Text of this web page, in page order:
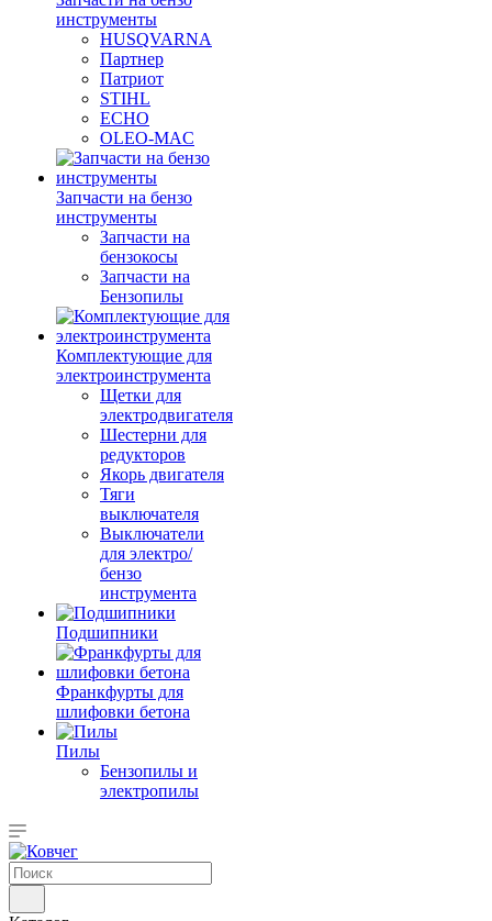
инструменты
HUSQVARNA
Партнер
Патриот
STIHL
ECHO
OLEO-MAC
Запчасти на бензо
инструменты
Запчасти на
бензокосы
Запчасти на
Бензопилы
Комплектующие для
электроинструмента
Щетки для
электродвигателя
Шестерни для
редукторов
Якорь двигателя
Тяги
выключателя
Выключатели
для электро/
бензо
инструмента
Подшипники
Франкфурты для
шлифовки бетона
Пилы
Бензопилы и
электропилы